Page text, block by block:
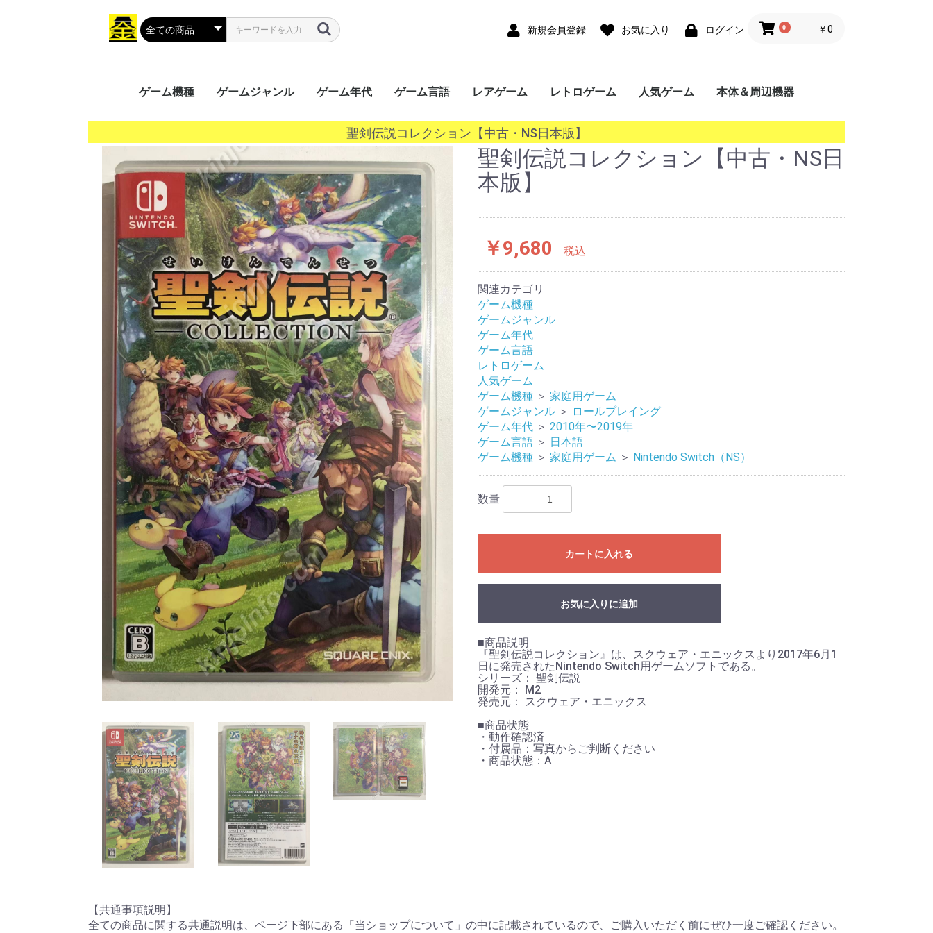
新規会員登録 お気に入り ログイン 0 ￥0
ゲーム機種
ﾌﾟﾚｲｽﾃｰｼｮﾝﾎﾟｰﾀﾌﾞﾙ
（PSP）
ニンテンドー3DS
ニンテンドーDS
（GB/GBC）
ゲームボーイアドバン
ス（GBA）
ゲームギア（GG）
ワンダースワン
（WS/WSC）
リンクス（Lynx）
ネオジオポケット
（NGP）
Switch（NS）
プレイステーション
5（PS5）
プレイステーション
4（PS4）
プレイステーション
3（PS3）
プレイステーション
2（PS2）
XBOX SERIES X/S
プレイステーション
（PS）
ゲームキューブ（GC）
ドリームキャスト
（DC）
バーチャルボーイ
（VB）
セガサターン（SS）
PCエンジン（PCECD）
NINTENDO64（N64）
（PCE/SGX）
TurboGrafx16（TG16）
（SFC/SNES）
メガCD・SEGA-
CD(MEGACD)
（MD/GENESIS）
メガドライブ（32X）
ファミコン（FC/NES）
ﾌｧﾐｺﾝﾃﾞｨｽｸｼｽﾃﾑ(FCDS)
ネオジオ(ROM)
ｾｶﾞﾏｰｸIII&ﾏｽﾀｰｼｽﾃﾑ
(SMIII&SMS)
FM-TOWNS マーティー
NEOGEO(ネオジオ)
NAOMIGD-ROM
PGMシステム
ATOMISWAVE
その他PCB基板
Windows 10系
Windows Vista系
Windows XP系
Windows 2000系
Windows 98系
Windows 95系
ゲームジャンル
ク
ゲーム年代
2020年〜
2010年〜2019年
2000年〜2009年
1990年〜1999年
1980年〜1989年
〜1979年
ゲーム言語
日本語
英語
中国語
韓国語
その他
レアゲーム レトロゲーム 人気ゲーム 本体＆周辺機器
聖剣伝説コレクション【中古・NS日本版】
聖剣伝説コレクション【中古・NS日
本版】
￥9,680 税込
関連カテゴリ
ゲーム機種
ゲームジャンル
ゲーム年代
ゲーム言語
レトロゲーム
人気ゲーム
ゲーム機種 ＞ 家庭用ゲーム
ゲームジャンル ＞ ロールプレイング
ゲーム年代 ＞ 2010年〜2019年
ゲーム言語 ＞ 日本語
ゲーム機種 ＞ 家庭用ゲーム ＞ Nintendo Switch（NS）
数量
カートに入れる
お買い物を続ける カートへ進む
お気に入りに追加
■商品説明
『聖剣伝説コレクション』は、スクウェア・エニックスより2017年6月1
日に発売されたNintendo Switch用ゲームソフトである。
シリーズ： 聖剣伝説
開発元： M2
発売元： スクウェア・エニックス
■商品状態
・動作確認済
・付属品：写真からご判断ください
・商品状態：A
【共通事項説明】
全ての商品に関する共通説明は、ページ下部にある「当ショップについて」の中に記載されているので、ご購入いただく前にぜひ一度ご確認ください。